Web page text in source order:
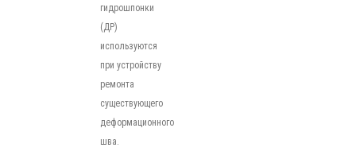
гидрошпонки
(ДР)
используются
при устройству
ремонта
существующего
деформационного
шва.